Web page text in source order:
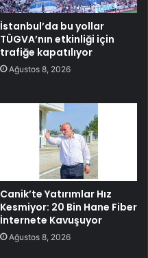
İstanbul’da bu yollar
TÜGVA’nın etkinliği için
trafiğe kapatılıyor
Ağustos 8, 2026
Canik’te Yatırımlar Hız
Kesmiyor: 20 Bin Hane Fiber
İnternete Kavuşuyor
Ağustos 8, 2026